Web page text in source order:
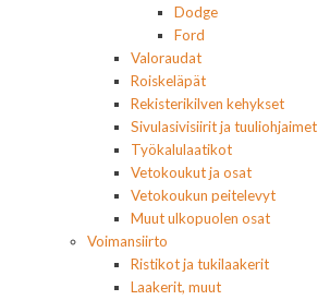
Dodge
Ford
Valoraudat
Roiskeläpät
Rekisterikilven kehykset
Sivulasivisiirit ja tuuliohjaimet
Työkalulaatikot
Vetokoukut ja osat
Vetokoukun peitelevyt
Muut ulkopuolen osat
Voimansiirto
Ristikot ja tukilaakerit
Laakerit, muut